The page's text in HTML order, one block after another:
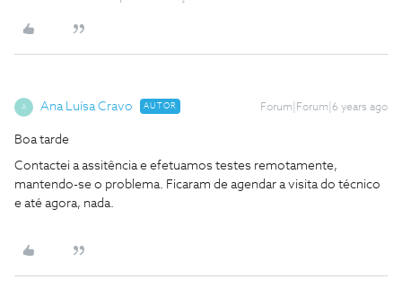
A Ana Luísa Cravo AUTOR Forum|Forum|6 years ago
Boa tarde
Contactei a assitência e efetuamos testes remotamente,
mantendo-se o problema. Ficaram de agendar a visita do técnico
e até agora, nada.